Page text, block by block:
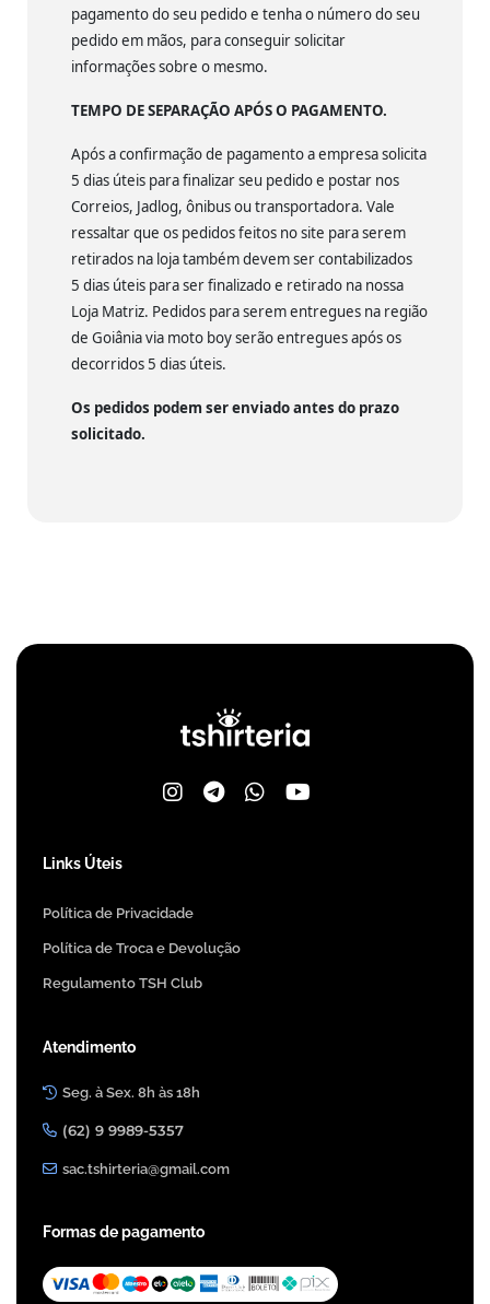
pagamento do seu pedido e tenha o número do seu
pedido em mãos, para conseguir solicitar
informações sobre o mesmo.
TEMPO DE SEPARAÇÃO APÓS O PAGAMENTO.
Após a confirmação de pagamento a empresa solicita
5 dias úteis para finalizar seu pedido e postar nos
Correios, Jadlog, ônibus ou transportadora. Vale
ressaltar que os pedidos feitos no site para serem
retirados na loja também devem ser contabilizados
5 dias úteis para ser finalizado e retirado na nossa
Loja Matriz. Pedidos para serem entregues na região
de Goiânia via moto boy serão entregues após os
decorridos 5 dias úteis.
Os pedidos podem ser enviado antes do prazo
solicitado.
Links Úteis
Política de Privacidade
Política de Troca e Devolução
Regulamento TSH Club
Atendimento
Seg. à Sex. 8h às 18h
(62) 9 9989-5357
sac.tshirteria@gmail.com
Formas de pagamento